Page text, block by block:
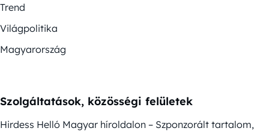
Trend
Világpolitika
Magyarország
Szolgáltatások, közösségi felületek
Hirdess Helló Magyar híroldalon – Szponzorált tartalom,